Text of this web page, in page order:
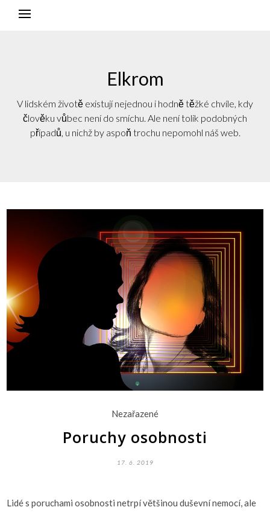
Elkrom
V lidském životě existují nejednou i hodně těžké chvíle, kdy
člověku vůbec není do smíchu. Ale není tolik podobných
případů, u nichž by aspoň trochu nepomohl náš web.
Nezařazené
Poruchy osobnosti
17. 6. 2019
Lidé s poruchami osobnosti netrpí většinou duševní nemocí, ale